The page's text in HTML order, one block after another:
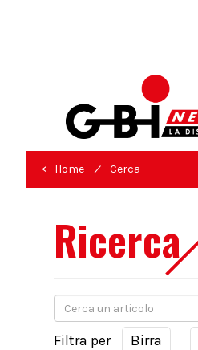
< Home / Cerca
Ricerca
Filtra per Birra